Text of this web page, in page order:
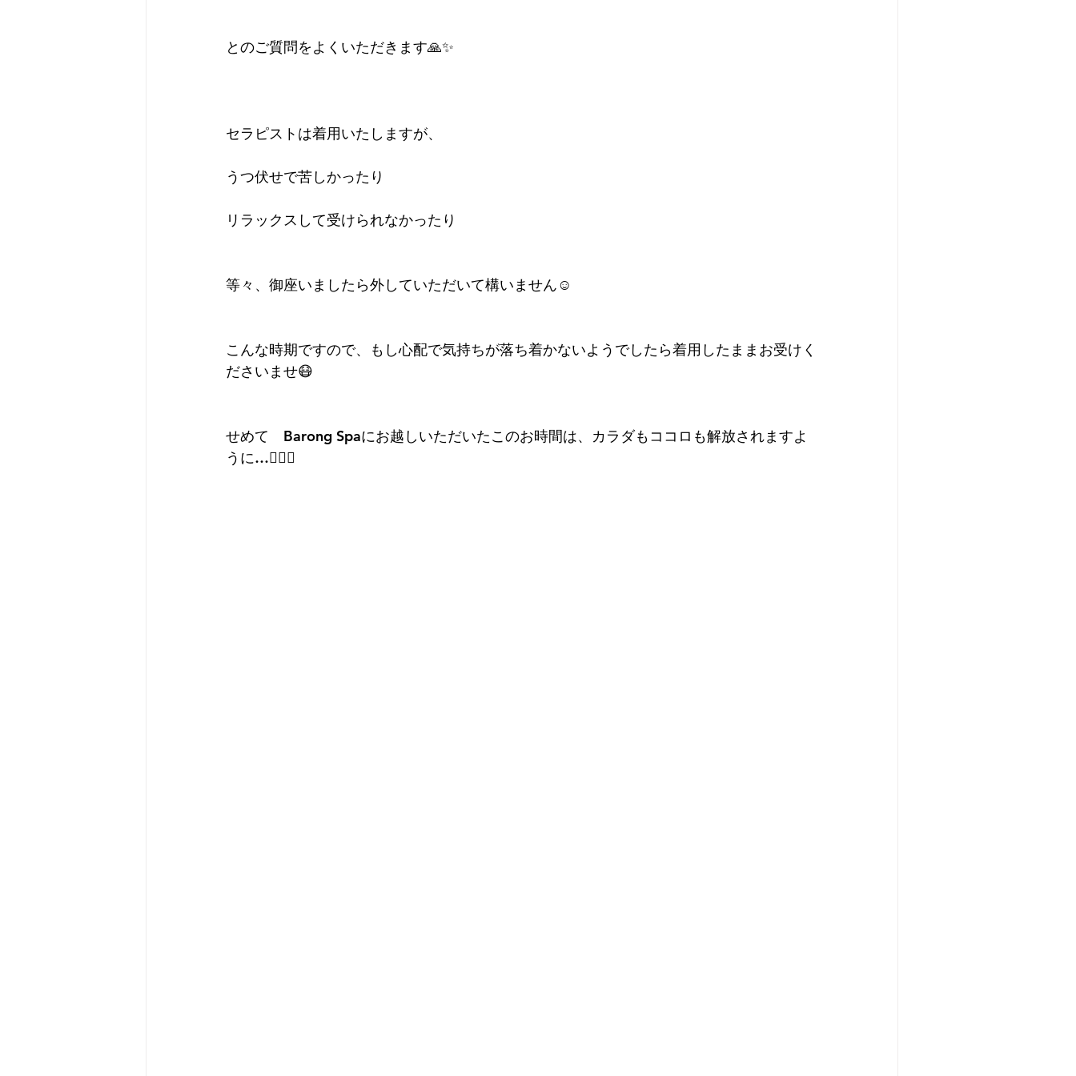
プライベート 無題のカテゴリー 無題のカテゴリー
とのご質問をよくいただきます🙏✨
セラピストは着用いたしますが、
うつ伏せで苦しかったり
リラックスして受けられなかったり
等々、御座いましたら外していただいて構いません☺️
こんな時期ですので、もし心配で気持ちが落ち着かないようでしたら着用したままお受けく
ださいませ😷
せめて　Barong Spaにお越しいただいたこのお時間は、カラダもココロも解放されますよ
うに…💆‍♀️✨